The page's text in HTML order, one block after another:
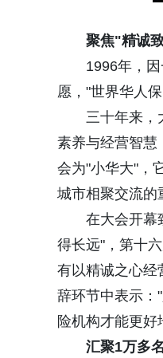
聚焦"精诚
1996年，因一
愿，"世界华人
三十年来，大
素养与经营智慧
会为"小华大"，
城市相聚交流的
在大会开幕致
得长远"，第十
有以精诚之心经
辞环节中表示：
险机构才能更好
汇聚1万多